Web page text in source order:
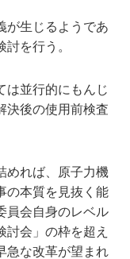
が生じるようであ
を行う。
は並行的にもんじ
決後の使用前検査
めれば、原子力機
の本質を見抜く能
員会自身のレベル
討会」の枠を超え
急な改革が望まれ